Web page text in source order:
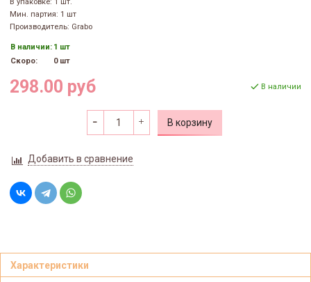
В упаковке: 1 шт.
Мин. партия: 1 шт
Производитель: Grabo
В наличии: 1 шт
Скоро:
0 шт
298.00 руб В наличии
В корзину
Добавить в сравнение
Характеристики